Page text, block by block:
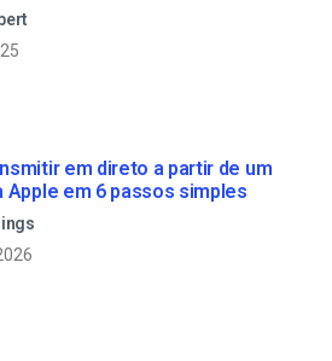
em direto a partir de um
Apple em 6 passos simples